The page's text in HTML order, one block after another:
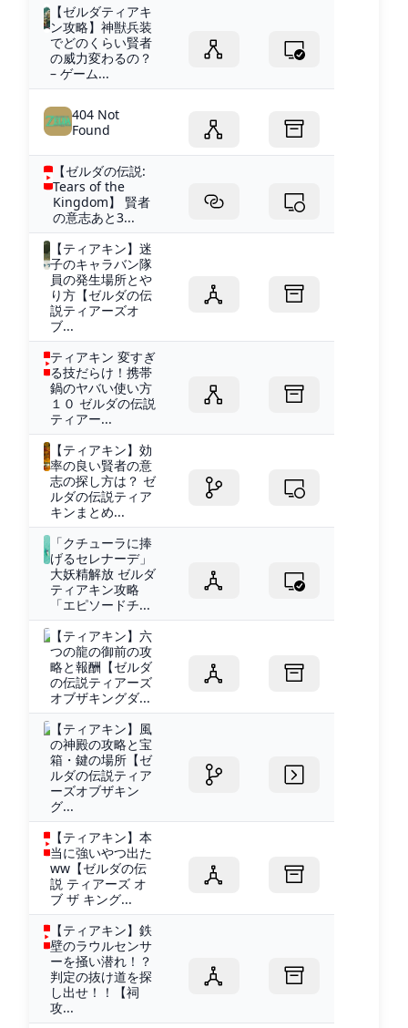
【ゼルダティアキ
ン攻略】神獣兵装
でどのくらい賢者
の威力変わるの？
– ゲーム...
404 Not
Found
【ゼルダの伝説:
Tears of the
Kingdom】 賢者
の意志あと3...
【ティアキン】迷
子のキャラバン隊
員の発生場所とや
り方【ゼルダの伝
説ティアーズオ
ブ...
ティアキン 変すぎ
る技だらけ！携帯
鍋のヤバい使い方
１０ ゼルダの伝説
ティアー...
【ティアキン】効
率の良い賢者の意
志の探し方は？ ゼ
ルダの伝説ティア
キンまとめ...
「クチューラに捧
げるセレナーデ」
大妖精解放 ゼルダ
ティアキン攻略
「エピソードチ...
【ティアキン】六
つの龍の御前の攻
略と報酬【ゼルダ
の伝説ティアーズ
オブザキングダ...
【ティアキン】風
の神殿の攻略と宝
箱・鍵の場所【ゼ
ルダの伝説ティア
ーズオブザキン
グ...
【ティアキン】本
当に強いやつ出た
ww【ゼルダの伝
説 ティアーズ オ
ブ ザ キング...
【ティアキン】鉄
壁のラウルセンサ
ーを掻い潜れ！？
判定の抜け道を探
し出せ！！【祠
攻...